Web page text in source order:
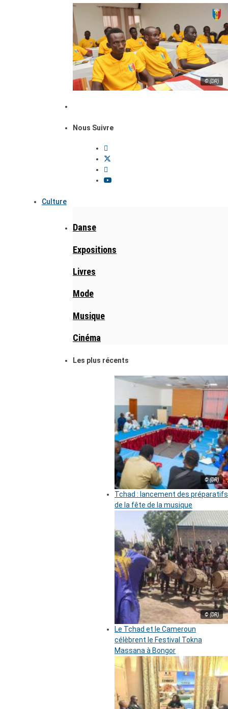
© (DR)
Nous Suivre
Culture
Danse
Expositions
Livres
Mode
Musique
Cinéma
Les plus récents
© (DR)
Tchad : lancement des préparatifs
de la fête de la musique
© (DR)
Le Tchad et le Cameroun
célèbrent le Festival Tokna
Massana à Bongor